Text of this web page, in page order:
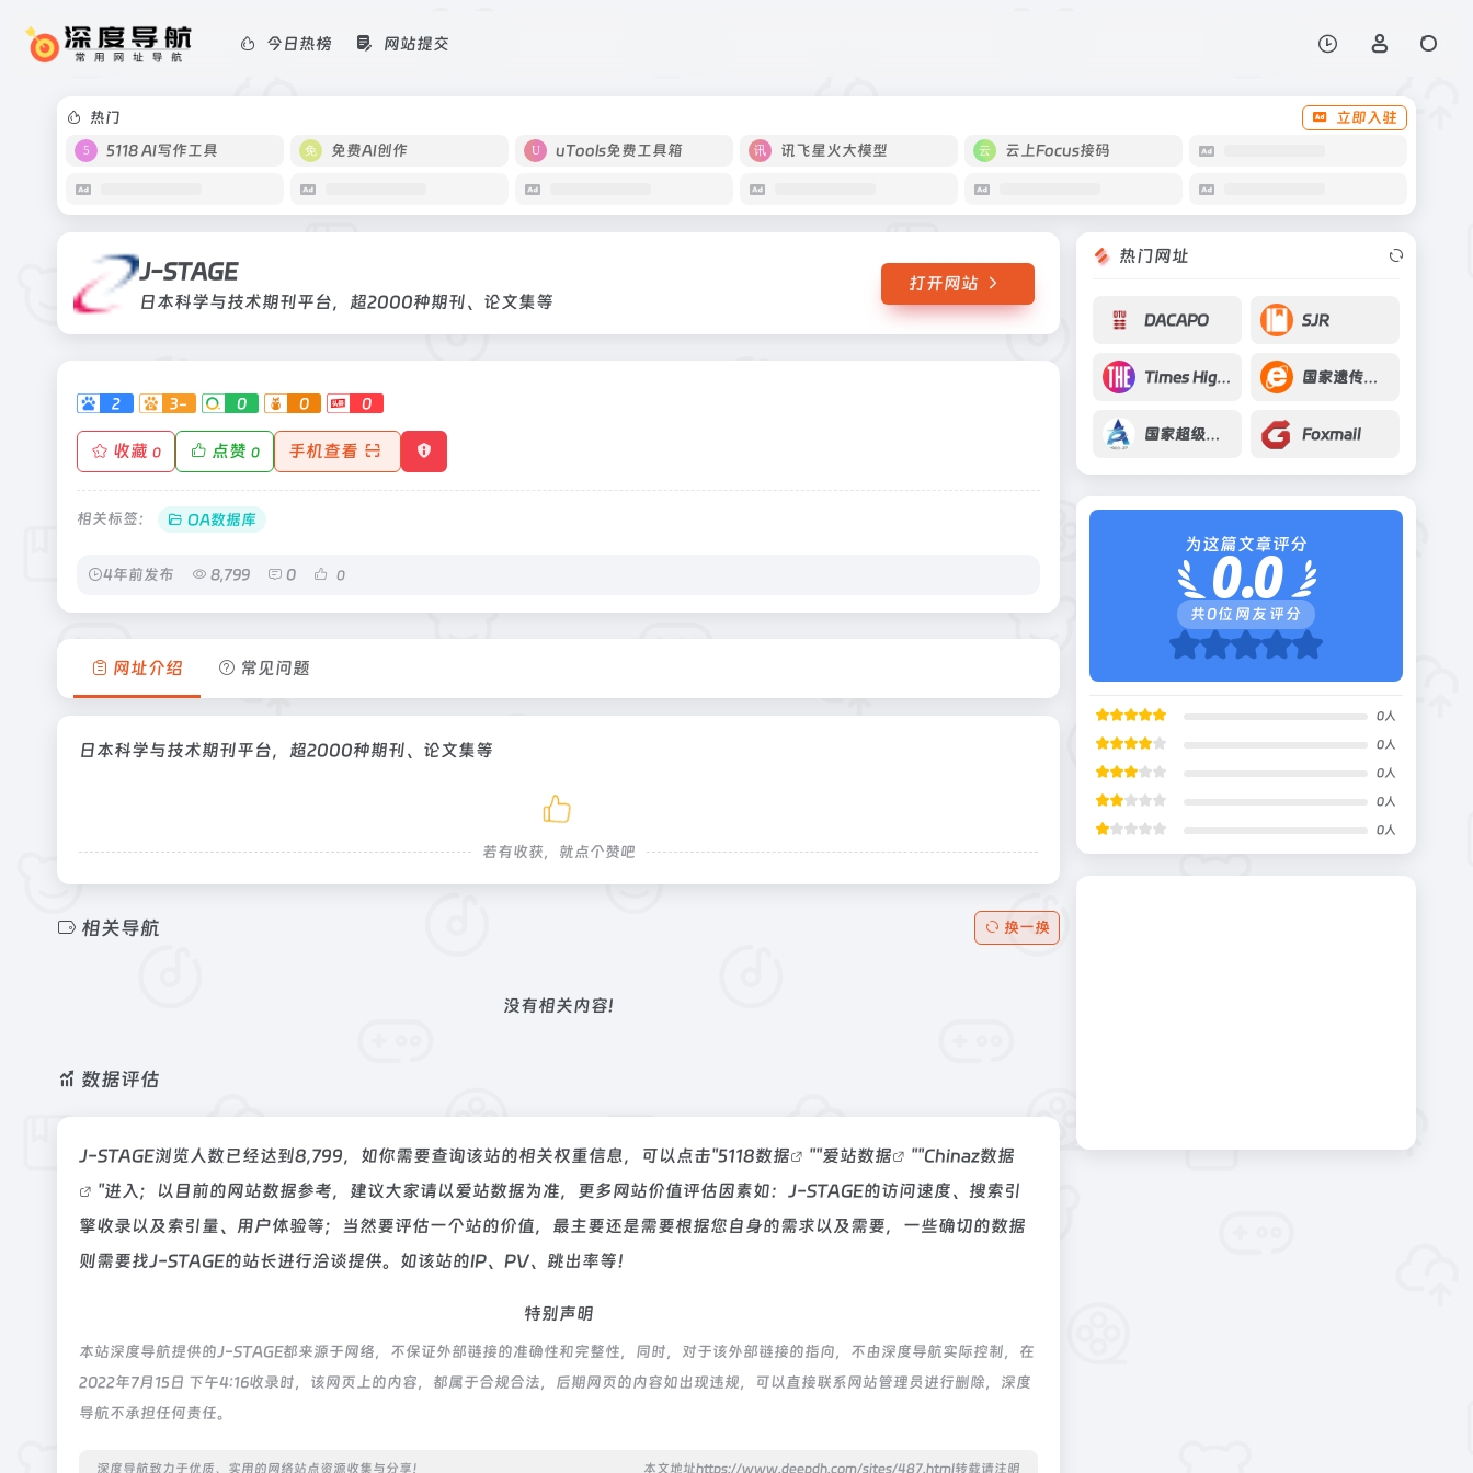
今日热榜 网站提交
热门
立即入驻
5118 AI写作工具
免费AI创作 uTools免费工具箱 讯飞星火大模型 云上Focus接码
J-STAGE
日本科学与技术期刊平台，超2000种期刊、论文集等
打开网站
2 3- 0 0 0
收藏 0 点赞 0 手机查看
相关标签： OA数据库
4年前发布 8,799 0 0
网址介绍 常见问题
日本科学与技术期刊平台，超2000种期刊、论文集等
若有收获，就点个赞吧
相关导航 换一换
没有相关内容!
数据评估
J-STAGE浏览人数已经达到8,799，如你需要查询该站的相关权重信息，可以点击"5118数据 ""爱站数据 ""Chinaz数据
"进入；以目前的网站数据参考，建议大家请以爱站数据为准，更多网站价值评估因素如：J-STAGE的访问速度、搜索引
擎收录以及索引量、用户体验等；当然要评估一个站的价值，最主要还是需要根据您自身的需求以及需要，一些确切的数据
则需要找J-STAGE的站长进行洽谈提供。如该站的IP、PV、跳出率等！
特别声明
本站深度导航提供的J-STAGE都来源于网络，不保证外部链接的准确性和完整性，同时，对于该外部链接的指向，不由深度导航实际控制，在
2022年7月15日 下午4:16收录时，该网页上的内容，都属于合规合法，后期网页的内容如出现违规，可以直接联系网站管理员进行删除，深度
导航不承担任何责任。
深度导航致力于优质、实用的网络站点资源收集与分享！ 本文地址https://www.deepdh.com/sites/487.html转载请注明
热门网址
DACAPO SJR
Times Higher Education 国家遗传工程小鼠资源库
国家超级计算郑州中心 Foxmail
为这篇文章评分
0.0
共0位网友评分
0人
0人
0人
0人
0人